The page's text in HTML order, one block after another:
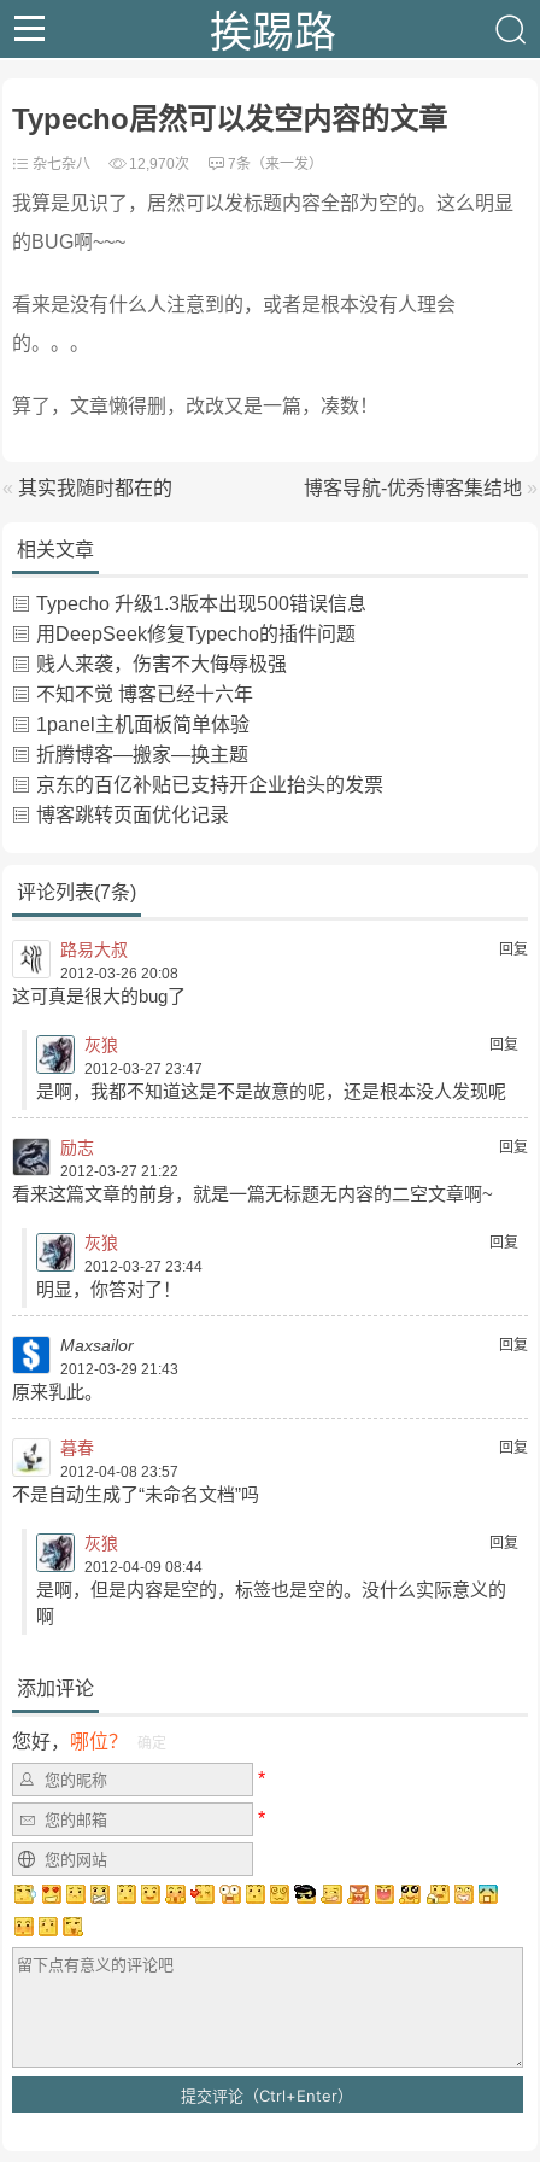
挨踢路
Typecho居然可以发空内容的文章
杂七杂八 12,970次 7条（来一发）
我算是见识了，居然可以发标题内容全部为空的。这么明显
的BUG啊~~~
看来是没有什么人注意到的，或者是根本没有人理会
的。。。
算了，文章懒得删，改改又是一篇，凑数！
« 其实我随时都在的 博客导航-优秀博客集结地 »
相关文章
Typecho 升级1.3版本出现500错误信息
用DeepSeek修复Typecho的插件问题
贱人来袭，伤害不大侮辱极强
不知不觉 博客已经十六年
1panel主机面板简单体验
折腾博客—搬家—换主题
京东的百亿补贴已支持开企业抬头的发票
博客跳转页面优化记录
评论列表(7条)
回复
路易大叔
2012-03-26 20:08
这可真是很大的bug了
回复
灰狼
2012-03-27 23:47
是啊，我都不知道这是不是故意的呢，还是根本没人发现呢
回复
励志
2012-03-27 21:22
看来这篇文章的前身，就是一篇无标题无内容的二空文章啊~
回复
灰狼
2012-03-27 23:44
明显，你答对了！
回复
Maxsailor
2012-03-29 21:43
原来乳此。
回复
暮春
2012-04-08 23:57
不是自动生成了“未命名文档”吗
回复
灰狼
2012-04-09 08:44
是啊，但是内容是空的，标签也是空的。没什么实际意义的
啊
添加评论
您好， 哪位？ 确定